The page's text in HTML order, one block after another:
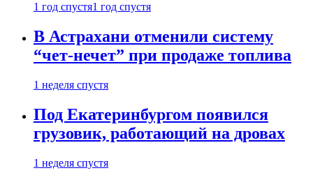
1 год спустя1 год спустя
В Астрахани отменили систему
“чет-нечет” при продаже топлива
1 неделя спустя
Под Екатеринбургом появился
грузовик, работающий на дровах
1 неделя спустя